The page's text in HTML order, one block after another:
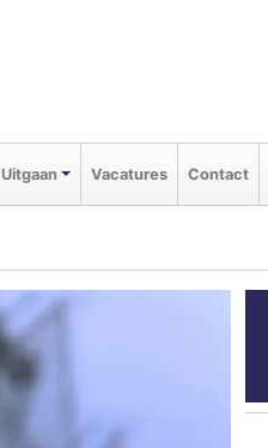
Uitgaan Vacatures Contact